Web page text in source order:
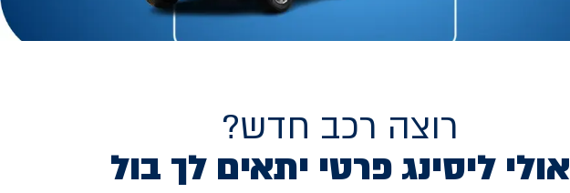
רוצה רכב חדש?
אולי ליסינג פרטי יתאים לך בול